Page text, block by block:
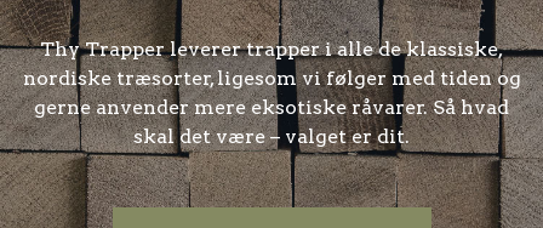
Thy Trapper leverer trapper i alle de klassiske,
nordiske træsorter, ligesom vi følger med tiden og
gerne anvender mere eksotiske råvarer. Så hvad
skal det være – valget er dit.